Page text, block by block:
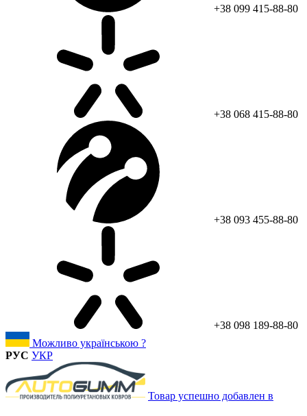
+38 099 415-88-80
+38 068 415-88-80
+38 093 455-88-80
+38 098 189-88-80
Можливо українською ?
РУС УКР
Товар успешно добавлен в